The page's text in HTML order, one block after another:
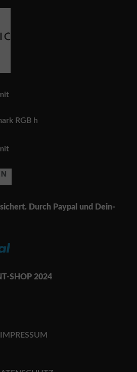
Durch Paypal und Dein-
SHOP 2024
IMPRESSUM